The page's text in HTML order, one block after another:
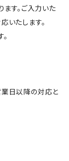
ます。ご入力いた
いたします。
日以降の対応と